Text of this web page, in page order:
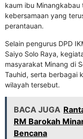
kaum ibu
kebersamaan yang
perantauan.
Selain pengurus DPD
Saiyo Solo Raya,
masyarakat Minang di
Tauhid, serta berbagai
wilayah tersebut.
BACA JUGA
RM Barokah
Bencana